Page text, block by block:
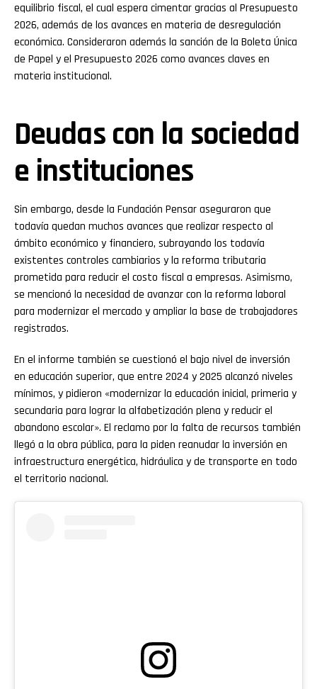
equilibrio fiscal, el cual espera cimentar gracias al Presupuesto
2026, además de los avances en materia de desregulación
económica. Consideraron además la sanción de la Boleta Única
de Papel y el Presupuesto 2026 como avances claves en
materia institucional.
Deudas con la sociedad
e instituciones
Sin embargo, desde la Fundación Pensar aseguraron que
todavía quedan muchos avances que realizar respecto al
ámbito económico y financiero, subrayando los todavía
existentes controles cambiarios y la reforma tributaria
prometida para reducir el costo fiscal a empresas. Asimismo,
se mencionó la necesidad de avanzar con la reforma laboral
para modernizar el mercado y ampliar la base de trabajadores
registrados.
En el informe también se cuestionó el bajo nivel de inversión
en educación superior, que entre 2024 y 2025 alcanzó niveles
mínimos, y pidieron «modernizar la educación inicial, primeria y
secundaria para lograr la alfabetización plena y reducir el
abandono escolar». El reclamo por la falta de recursos también
llegó a la obra pública, para la piden reanudar la inversión en
infraestructura energética, hidráulica y de transporte en todo
el territorio nacional.